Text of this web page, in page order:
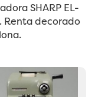
SHARP EL-
Renta decorado